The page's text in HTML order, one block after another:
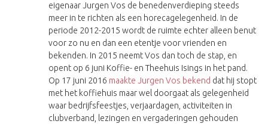
eigenaar Jurgen Vos de benedenverdieping steeds
meer in te richten als een horecagelegenheid. In de
periode 2012-2015 wordt de ruimte echter alleen benut
voor zo nu en dan een etentje voor vrienden en
bekenden. In 2015 neemt Vos dan toch de stap, en
opent op 6 juni Koffie- en Theehuis Isings in het pand.
Op 17 juni 2016 maakte Jurgen Vos bekend dat hij stopt
met het koffiehuis maar wel doorgaat als gelegenheid
waar bedrijfsfeestjes, verjaardagen, activiteiten in
clubverband, lezingen en vergaderingen gehouden